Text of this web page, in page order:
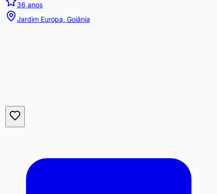
36 anos
Jardim Europa, Goiânia